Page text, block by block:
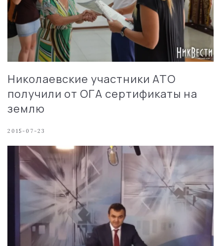
Николаевские участники АТО
получили от ОГА сертификаты на
землю
2015-07-23